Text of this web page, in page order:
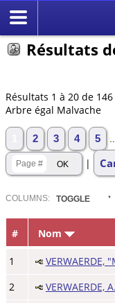
Résultats
Résultats 1 à 20 de
Arbre égal Malvache
2 3 4 5
|
COLUMN S: TOGGLE
# Nom
1
2
VERWAERDE, A.